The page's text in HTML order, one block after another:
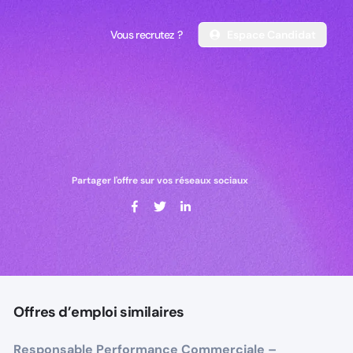
Vous recrutez ?
Vous recrutez ?
Partager l'offre sur vos réseaux sociaux
Offres d’emploi similaires
Responsable Performance Commerciale –